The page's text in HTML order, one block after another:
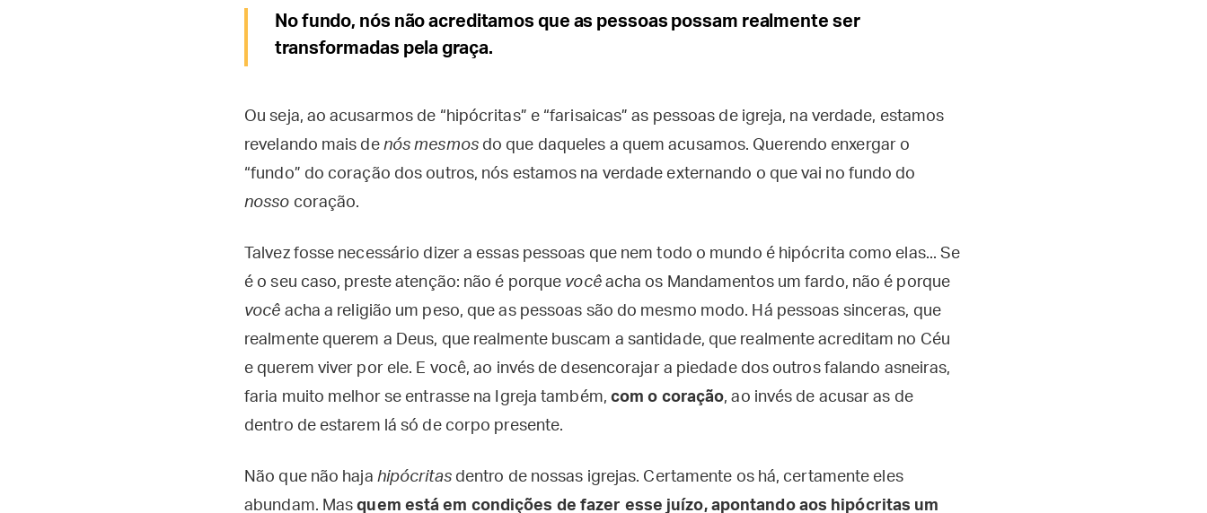
No fundo, nós não acreditamos que as pessoas possam realmente ser
transformadas pela graça.
Ou seja, ao acusarmos de “hipócritas” e “farisaicas” as pessoas de igreja, na verdade, estamos
revelando mais de nós mesmosdo que daqueles a quem acusamos. Querendo enxergar o
“fundo” do coração dos outros, nós estamos na verdade externando o que vai no fundo do
nosso coração.
Talvez fosse necessário dizer a essas pessoas que nem todo o mundo é hipócrita como elas... Se
é o seu caso, preste atenção: não é porque vocêacha os Mandamentos um fardo, não é porque
você acha a religião um peso, que as pessoas são do mesmo modo. Há pessoas sinceras, que
realmente querem a Deus, que realmente buscam a santidade, que realmente acreditam no Céu
e querem viver por ele. E você, ao invés de desencorajar a piedade dos outros falando asneiras,
faria muito melhor se entrasse na Igreja também, com o coração, ao invés de acusar as de
dentro de estarem lá só de corpo presente.
Não que não haja hipócritas dentro de nossas igrejas. Certamente os há, certamente eles
abundam. Masquem está em condições de fazer esse juízo, apontando aos hipócritas um